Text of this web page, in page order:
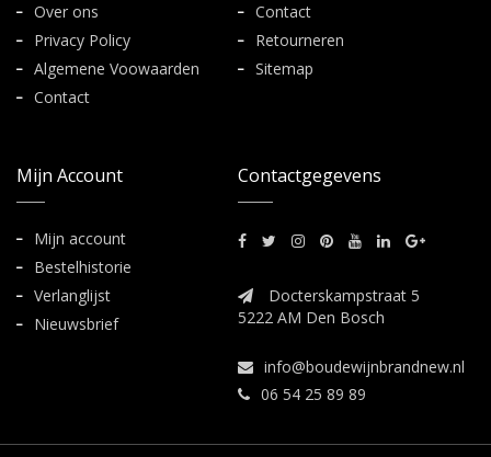
Over ons
Privacy Policy
Algemene Voowaarden
Contact
Contact
Retourneren
Sitemap
Mijn Account
Mijn account
Bestelhistorie
Verlanglijst
Nieuwsbrief
Contactgegevens
Docterskampstraat 5
5222 AM Den Bosch
info@boudewijnbrandnew.nl
06 54 25 89 89